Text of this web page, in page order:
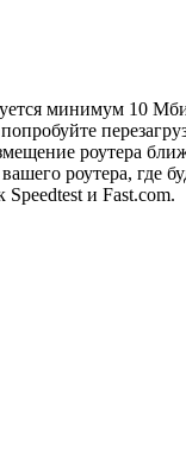
минимум 10
роутера
роутера, где
Speedtest и Fast.com.